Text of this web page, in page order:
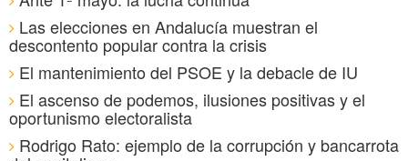
Las elecciones en Andalucía muestran el
descontento popular contra la crisis
El mantenimiento del PSOE y la debacle de IU
El ascenso de podemos, ilusiones positivas y el
oportunismo electoralista
Rodrigo Rato: ejemplo de la corrupción y bancarrota